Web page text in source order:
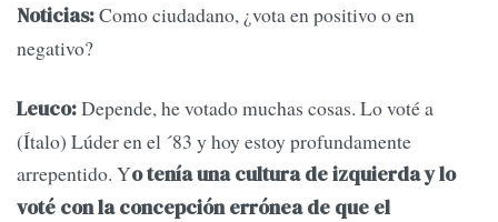
Noticias:Como ciudadano, ¿vota en positivo o en
negativo?
Leuco:Depende, he votado muchas cosas. Lo voté a
(Ítalo) Lúder en el ´83 y hoy estoy profundamente
arrepentido. Yo tenía una cultura de izquierda y lo
voté con la concepción errónea de que el